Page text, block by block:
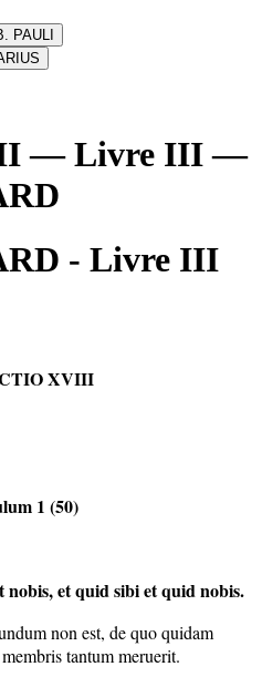
PAULI
— Livre III —
- Livre III
XVIII
1 (50)
et quid sibi et quid nobis.
non est, de quo quidam
tantum meruerit.